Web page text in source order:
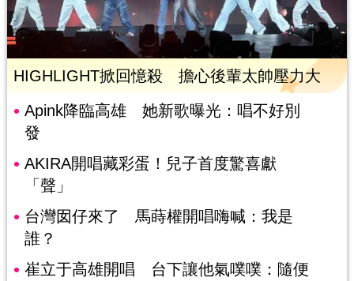
HIGHLIGHT掀回憶殺 擔心後輩太帥壓力大
Apink降臨高雄 她新歌曝光：唱不好別
發
AKIRA開唱藏彩蛋！兒子首度驚喜獻
「聲」
台灣囡仔來了 馬蒔權開唱嗨喊：我是
誰？
崔立于高雄開唱 台下讓他氣噗噗：隨便